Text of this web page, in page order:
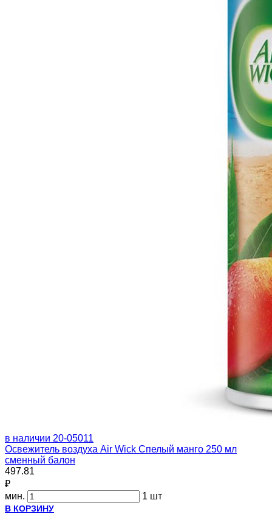
в наличии 20-05011
Освежитель воздуха Air Wick Спелый манго 250 мл
сменный балон
497.81
₽
мин.
1 шт
В КОРЗИНУ